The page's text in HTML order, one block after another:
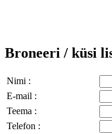
Broneeri / küsi
Nimi :
E-mail :
Teema :
Telefon :